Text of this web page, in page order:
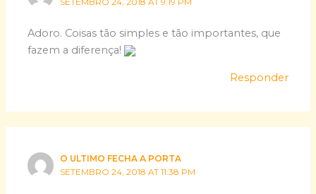
SETEMBRO 24, 2018 AT 9:19 PM
Adoro. Coisas tão simples e tão importantes, que
fazem a diferença!
Responder
O ULTIMO FECHA A PORTA
SETEMBRO 24, 2018 AT 11:38 PM